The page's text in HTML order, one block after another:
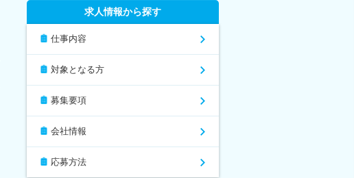
求人情報から探す
仕事内容
対象となる方
募集要項
会社情報
応募方法